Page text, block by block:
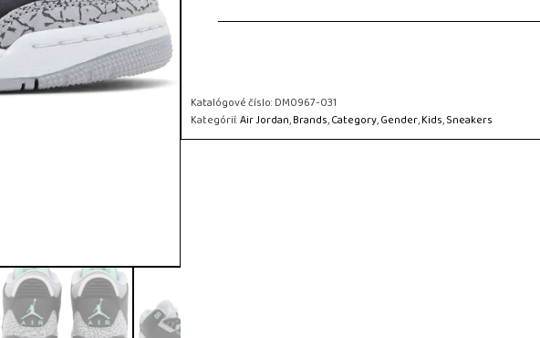
Katalógové číslo:DM0967-031
Kategórií:Air Jordan,Brands,Category,Gender,Kids,Sneakers